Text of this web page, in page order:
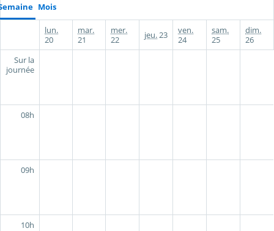
Mois
lun.
20
mar.
21
mer.
22
jeu.23
ven.
24
sam.
25
dim.
26
Sur la
journée
08h
09h
10h